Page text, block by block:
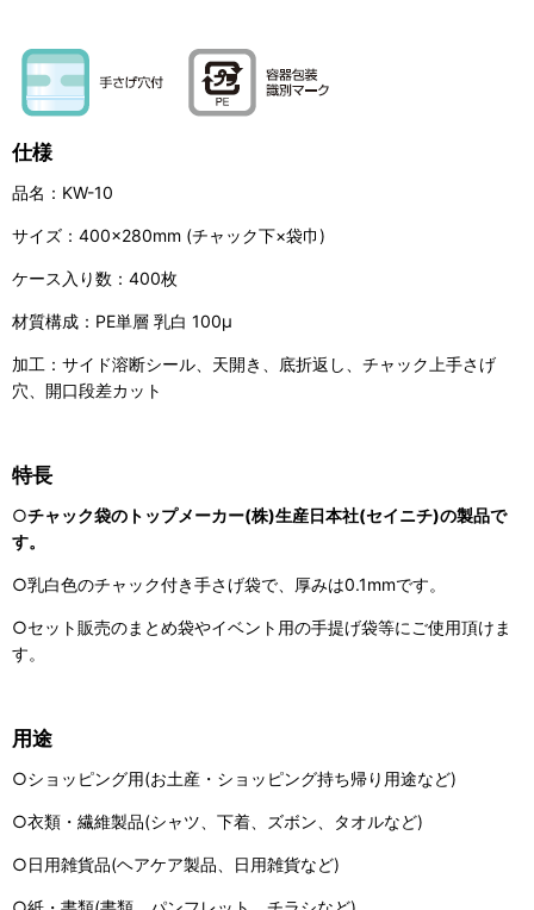
仕様
品名：KW-10
サイズ：400×280mm (チャック下×袋巾)
ケース入り数：400枚
材質構成：PE単層 乳白 100μ
加工：サイド溶断シール、天開き、底折返し、チャック上手さげ
穴、開口段差カット
特長
○チャック袋のトップメーカー(株)生産日本社(セイニチ)の製品で
す。
○乳白色のチャック付き手さげ袋で、厚みは0.1mmです。
○セット販売のまとめ袋やイベント用の手提げ袋等にご使用頂けま
す。
用途
○ショッピング用(お土産・ショッピング持ち帰り用途など)
○衣類・繊維製品(シャツ、下着、ズボン、タオルなど)
○日用雑貨品(ヘアケア製品、日用雑貨など)